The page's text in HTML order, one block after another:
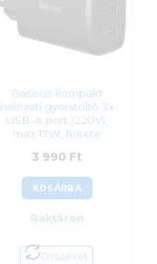
Baseus kompakt
hálózati gyorstöltő 3x
USB-A port (220V),
max 17W, fekete
3 990 Ft
KOSÁRBA
Raktáron
Összevet